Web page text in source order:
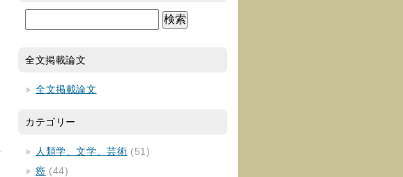
全文掲載論文
全文掲載論文
カテゴリー
人類学、文学、芸術 (51)
癌 (44)